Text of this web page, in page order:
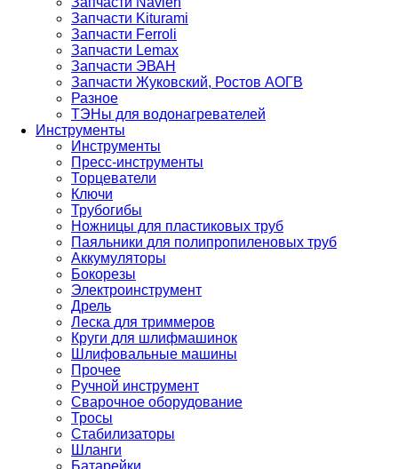
Запчасти Kiturami
Запчасти Ferroli
Запчасти Lemax
Запчасти ЭВАН
Запчасти Жуковский, Ростов АОГВ
Разное
ТЭНы для водонагревателей
Инструменты
Инструменты
Пресс-инструменты
Торцеватели
Ключи
Трубогибы
Ножницы для пластиковых труб
Паяльники для полипропиленовых труб
Аккумуляторы
Бокорезы
Электроинструмент
Дрель
Леска для триммеров
Круги для шлифмашинок
Шлифовальные машины
Прочее
Ручной инструмент
Сварочное оборудование
Тросы
Стабилизаторы
Шланги